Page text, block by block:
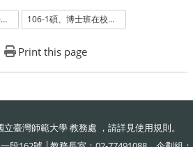
106-1研究所境內境外生人數統計 106-1碩、博士班在校人數統計表
Print this page
立臺灣師範大學 教務處 ，請詳見使用規則。